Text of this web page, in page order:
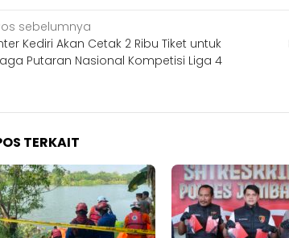
sebelumnya
Kediri Akan Cetak 2 Ribu Tiket untuk
Putaran Nasional Kompetisi Liga 4
TERKAIT